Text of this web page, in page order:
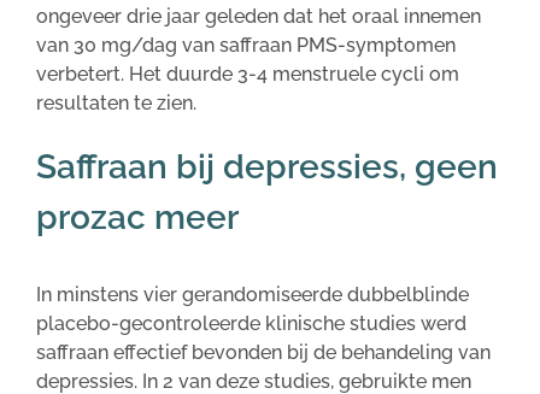
ongeveer drie jaar geleden dat het oraal innemen
van 30 mg/dag van saffraan PMS-symptomen
verbetert. Het duurde 3-4 menstruele cycli om
resultaten te zien.
Saffraan bij depressies, geen
prozac meer
In minstens vier gerandomiseerde dubbelblinde
placebo-gecontroleerde klinische studies werd
saffraan effectief bevonden bij de behandeling van
depressies. In 2 van deze studies, gebruikte men